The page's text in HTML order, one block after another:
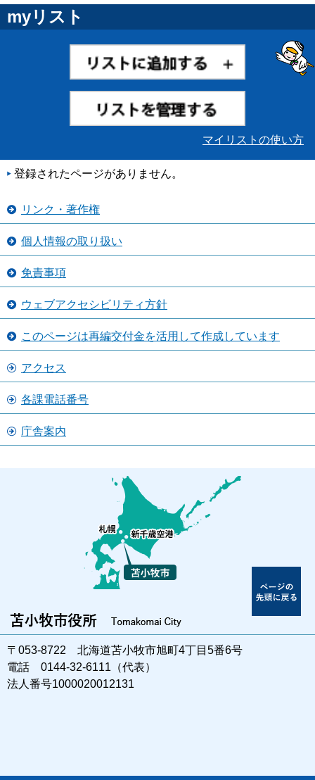
myリスト
マイリストの使い方
登録されたページがありません。
リンク・著作権
個人情報の取り扱い
免責事項
ウェブアクセシビリティ方針
このページは再編交付金を活用して作成しています
アクセス
各課電話番号
庁舎案内
〒053-8722 北海道苫小牧市旭町4丁目5番6号
電話 0144-32-6111（代表）
法人番号1000020012131